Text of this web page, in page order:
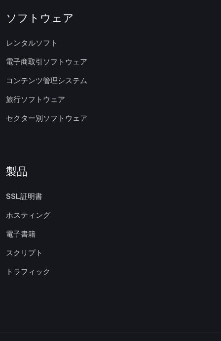
ソフトウェア
レンタルソフト
電子商取引ソフトウェア
コンテンツ管理システム
旅行ソフトウェア
セクター別ソフトウェア
製品
SSL証明書
ホスティング
電子書籍
スクリプト
トラフィック